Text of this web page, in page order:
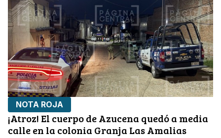
NOTA ROJA
¡Atroz! El cuerpo de Azucena quedó a media
calle en la colonia Granja Las Amalias